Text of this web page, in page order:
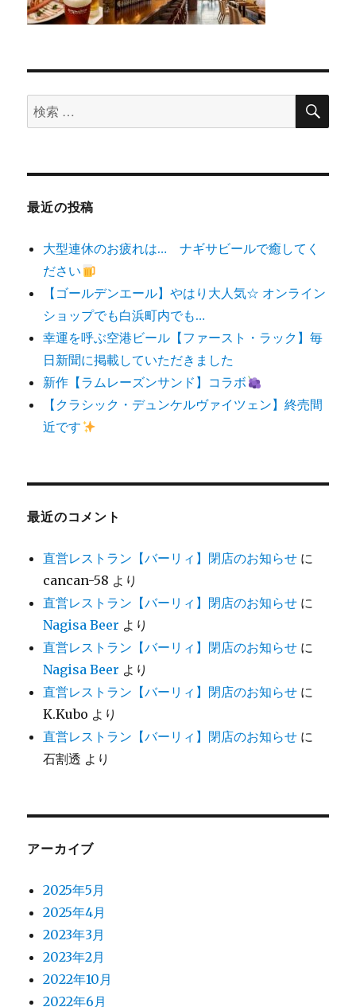
検
索
象:
検
最近の投稿
大型連休のお疲れは… ナギサビールで癒してく
ださい
【ゴールデンエール】やはり大人気☆ オンライン
ショップでも白浜町内でも…
幸運を呼ぶ空港ビール【ファースト・ラック】毎
日新聞に掲載していただきました
新作【ラムレーズンサンド】コラボ
【クラシック・デュンケルヴァイツェン】終売間
近です
最近のコメント
直営レストラン【バーリィ】閉店のお知らせ に
cancan-58 より
直営レストラン【バーリィ】閉店のお知らせ に
Nagisa Beer より
直営レストラン【バーリィ】閉店のお知らせ に
Nagisa Beer より
直営レストラン【バーリィ】閉店のお知らせ に
K.Kubo より
直営レストラン【バーリィ】閉店のお知らせ に
石割透 より
アーカイブ
2025年5月
2025年4月
2023年3月
2023年2月
2022年10月
2022年6月